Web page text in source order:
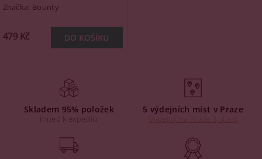
Značka: Bounty
479 Kč
Skladem 95% položek
Ihned k expedici
5 výdejních míst v Praze